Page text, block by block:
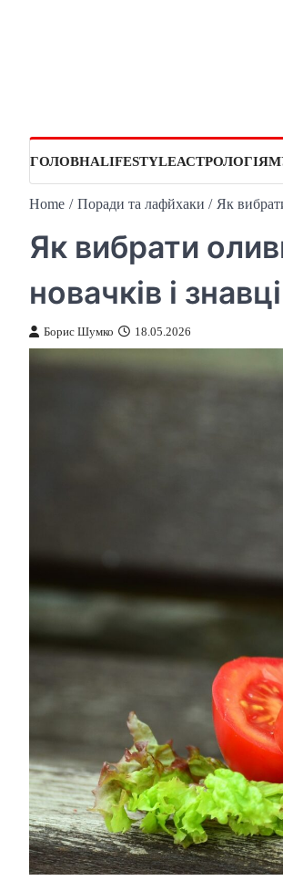
ГОЛОВНАLIFESTYLEАСТРОЛОГІЯ
Home Поради та лафйхаки Як
Як вибрати
новачків і
Борис Шумко 18.05.2026